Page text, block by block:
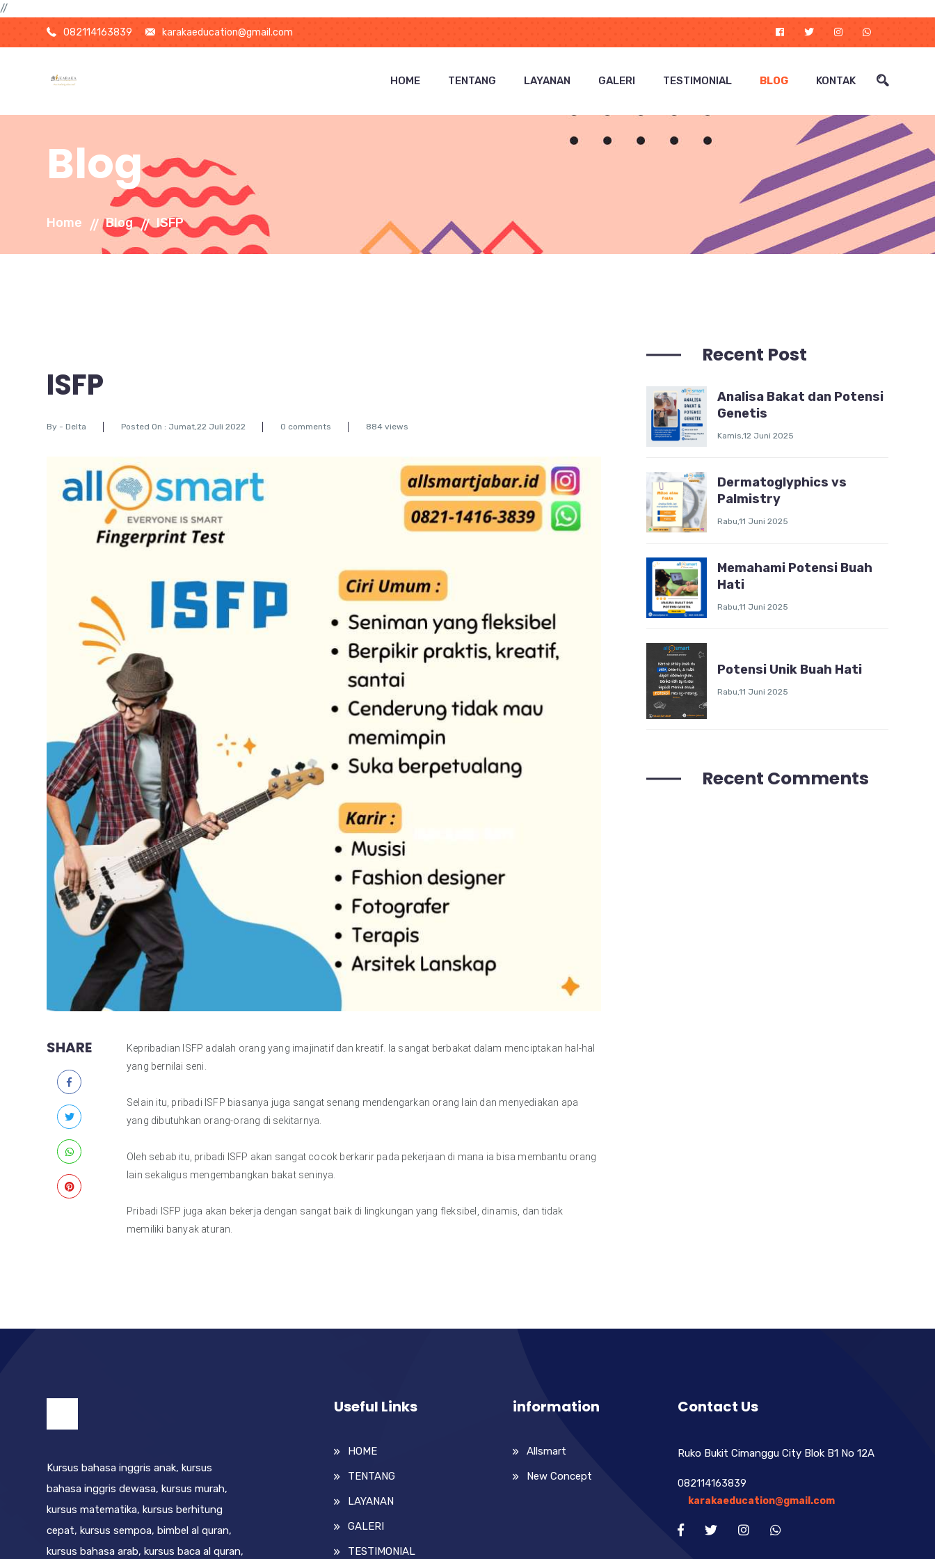
//
082114163839 karakaeducation@gmail.com
HOME TENTANG LAYANAN GALERI TESTIMONIAL BLOG KONTAK
Blog
Home Blog ISFP
ISFP
By - Delta Posted On : Jumat,22 Juli 2022 0 comments 884 views
SHARE
Kepribadian ISFP adalah orang yang imajinatif dan kreatif. Ia sangat berbakat dalam menciptakan hal-hal
yang bernilai seni.
Selain itu, pribadi ISFP biasanya juga sangat senang mendengarkan orang lain dan menyediakan apa
yang dibutuhkan orang-orang di sekitarnya.
Oleh sebab itu, pribadi ISFP akan sangat cocok berkarir pada pekerjaan di mana ia bisa membantu orang
lain sekaligus mengembangkan bakat seninya.
Pribadi ISFP juga akan bekerja dengan sangat baik di lingkungan yang fleksibel, dinamis, dan tidak
memiliki banyak aturan.
Recent Post
Analisa Bakat dan Potensi
Genetis
Kamis,12 Juni 2025
Dermatoglyphics vs
Palmistry
Rabu,11 Juni 2025
Memahami Potensi Buah
Hati
Rabu,11 Juni 2025
Potensi Unik Buah Hati
Rabu,11 Juni 2025
Recent Comments
Kursus bahasa inggris anak, kursus
bahasa inggris dewasa, kursus murah,
kursus matematika, kursus berhitung
cepat, kursus sempoa, bimbel al quran,
kursus bahasa arab, kursus baca al quran,
Useful Links
HOME
TENTANG
LAYANAN
GALERI
TESTIMONIAL
information
Allsmart
New Concept
Contact Us
Ruko Bukit Cimanggu City Blok B1 No 12A
082114163839
karakaeducation@gmail.com